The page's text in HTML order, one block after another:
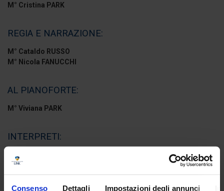
Consenso Dettagli Impostazioni degli annunci
M° Cristina PARK
REGIA E NARRAZIONE:
M° Cataldo RUSSO
M° Nicola FANUCCHI
AL PIANOFORTE:
M° Viviana PARK
INTERPRETI:
CIO CIO SAN
SUZUKI
PINKERTON:Ten. Dario DI VIETRI
SHARPLESS:
Bar. Gang Soon KIM